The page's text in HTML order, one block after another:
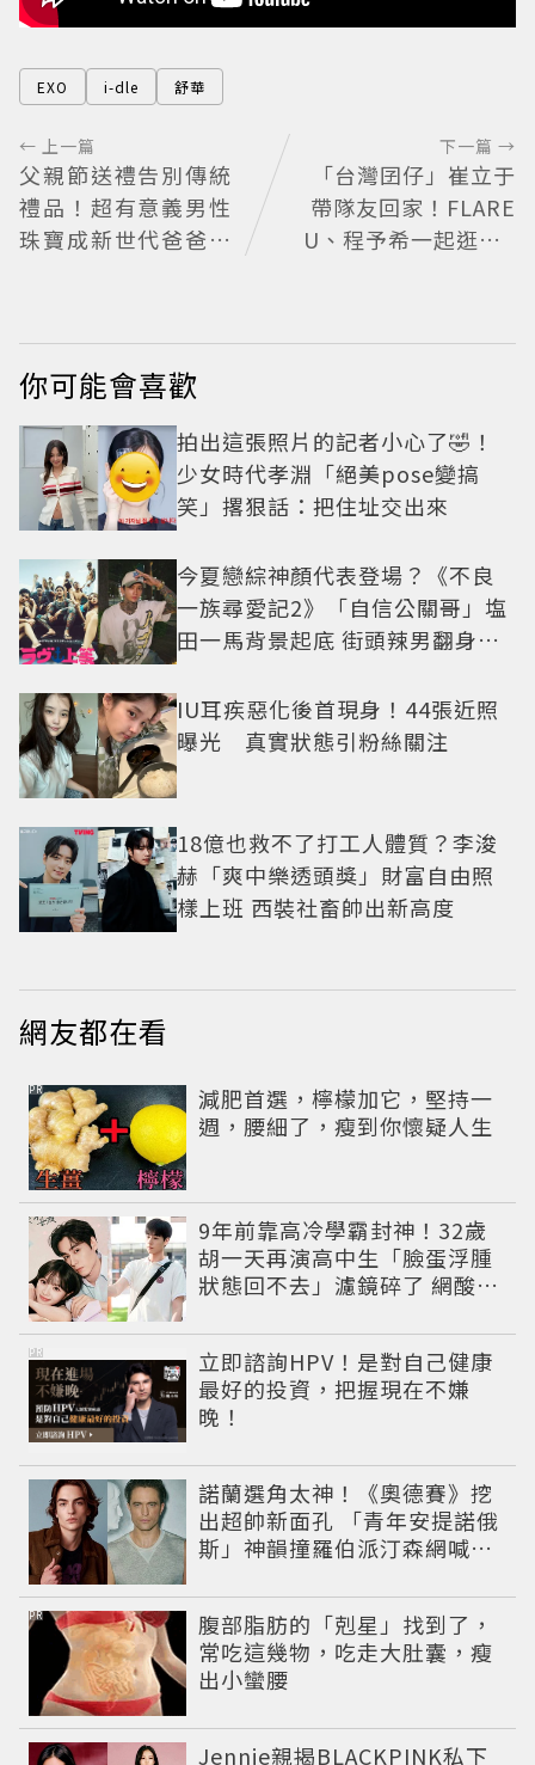
EXO i-dle 舒華
← 上一篇
父親節送禮告別傳統
禮品！超有意義男性
珠寶成新世代爸爸時
下一篇 →
「台灣囝仔」崔立于
帶隊友回家！FLARE
U、程予希一起逛小C
私藏必逛名單
你可能會喜歡
拍出這張照片的記者小心了🤣！
少女時代孝淵「絕美pose變搞
笑」撂狠話：把住址交出來
今夏戀綜神顏代表登場？《不良
一族尋愛記2》「自信公關哥」塩
田一馬背景起底 街頭辣男翻身當
IU耳疾惡化後首現身！44張近照
曝光 真實狀態引粉絲關注
18億也救不了打工人體質？李浚
赫「爽中樂透頭獎」財富自由照
樣上班 西裝社畜帥出新高度
網友都在看
減肥首選，檸檬加它，堅持一
週，腰細了，瘦到你懷疑人生
PR
9年前靠高冷學霸封神！32歲
胡一天再演高中生「臉蛋浮腫
狀態回不去」濾鏡碎了 網酸：
立即諮詢HPV！是對自己健康
最好的投資，把握現在不嫌
晚！
PR
諾蘭選角太神！《奧德賽》挖
出超帥新面孔 「青年安提諾俄
斯」神韻撞羅伯派汀森網喊：
腹部脂肪的「剋星」找到了，
常吃這幾物，吃走大肚囊，瘦
出小蠻腰
PR
Jennie親揭BLACKPINK私下